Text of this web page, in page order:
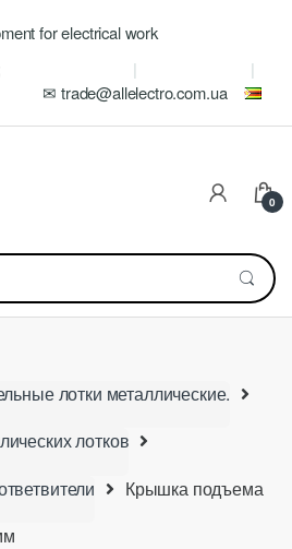
for electrical work
✉ trade@allelectro.com.ua
0
лотки металлические.
лотков
Крышка подъема